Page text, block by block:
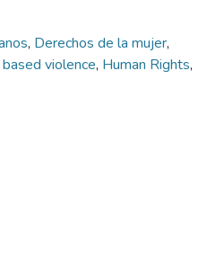
, Derechos de la mujer,
violence, Human Rights,